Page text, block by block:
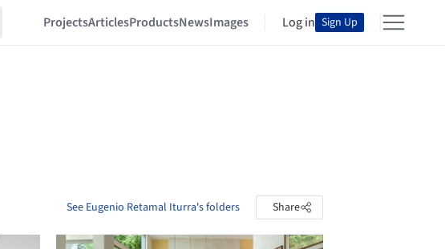
ProjectsArticlesProductsNewsImages Log in Sign Up
See Eugenio Retamal Iturra's folders Share